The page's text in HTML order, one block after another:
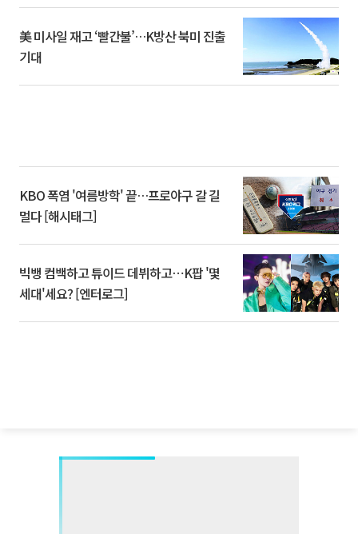
美 미사일 재고 ‘빨간불’…K방산 북미 진출
기대
KBO 폭염 '여름방학' 끝…프로야구 갈 길
멀다 [해시태그]
빅뱅 컴백하고 튜이드 데뷔하고⋯K팝 '몇
세대'세요? [엔터로그]